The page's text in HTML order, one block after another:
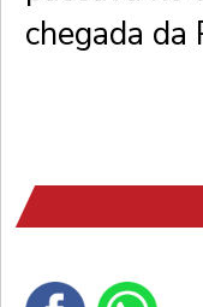
chegada da